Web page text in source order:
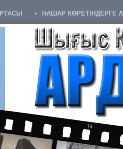
НАШАР КӨРЕТІНДЕРГЕ